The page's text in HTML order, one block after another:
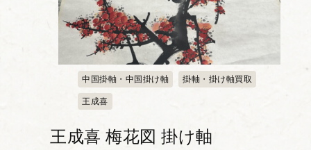
中国掛軸・中国掛け軸 掛軸・掛け軸買取
王成喜
王成喜 梅花図 掛け軸